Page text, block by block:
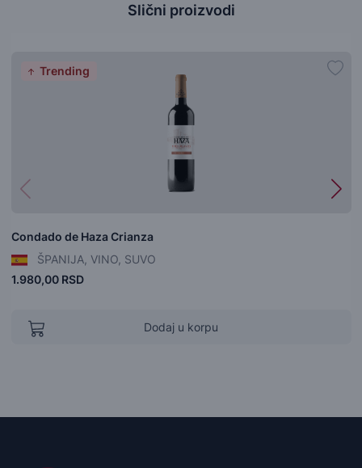
Slični proizvodi
Trending
Condado de Haza Crianza
ŠPANIJA, VINO, SUVO
1.980,00 RSD
Dodaj u korpu